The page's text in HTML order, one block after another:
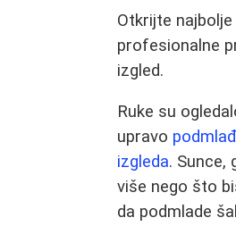
Otkrijte
profesionalne
izgled.
Ruke su
upravo
izgleda. Sunce,
više nego što
da podmlade